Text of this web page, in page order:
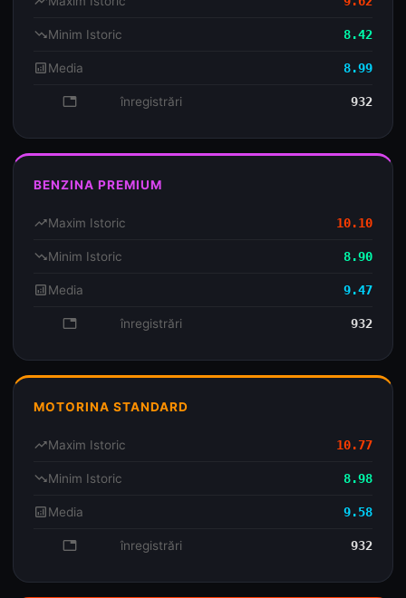
trending_downMinim Istoric 8.42
analyticsMedia 8.99
database înregistrări 932
BENZINA PREMIUM
trending_upMaxim Istoric 10.10
trending_downMinim Istoric 8.90
analyticsMedia 9.47
database înregistrări 932
MOTORINA STANDARD
trending_upMaxim Istoric 10.77
trending_downMinim Istoric 8.98
analyticsMedia 9.58
database înregistrări 932